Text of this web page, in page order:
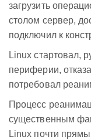
загрузить
столом сервер,
подключил к
Linux стартовал,
периферии,
потребовал
Процесс
существенным
Linux почти